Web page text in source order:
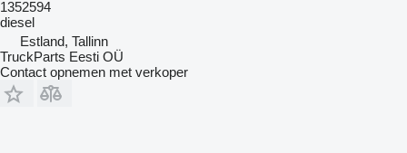
1352594
diesel
Estland, Tallinn
TruckParts Eesti OÜ
Contact opnemen met verkoper